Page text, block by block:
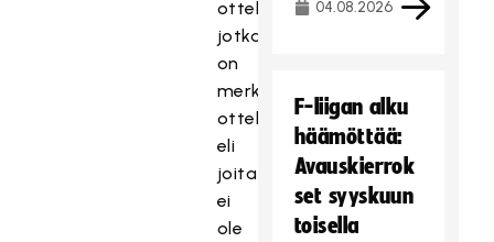
ottelut,
jotka
on
merkitty
otteluohjelmiin
eli
joita
ei
ole
04.08.2026
F-liigan alku
häämöttää:
Avauskierrok
set syyskuun
toisella